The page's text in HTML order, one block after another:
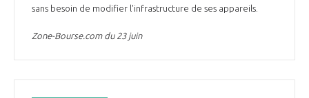
sans besoin de modifier l'infrastructure de ses appareils.
Zone-Bourse.com du 23 juin